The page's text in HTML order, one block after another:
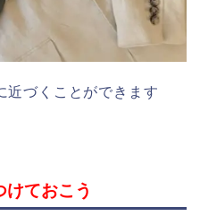
近づくことができます
けておこう